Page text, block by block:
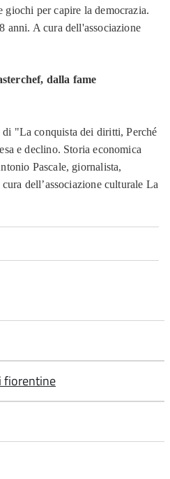
giochi per capire la democrazia.
anni. A cura dell'associazione
dalla fame
"La conquista dei diritti, Perché
e declino. Storia economica
Pascale, giornalista,
dell’associazione culturale La
fiorentine